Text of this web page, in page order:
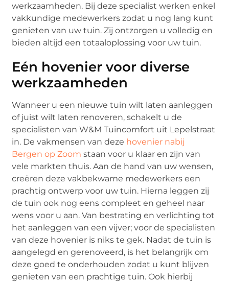
werkzaamheden. Bij deze specialist werken enkel
vakkundige medewerkers zodat u nog lang kunt
genieten van uw tuin. Zij ontzorgen u volledig en
bieden altijd een totaaloplossing voor uw tuin.
Eén hovenier voor diverse
werkzaamheden
Wanneer u een nieuwe tuin wilt laten aanleggen
of juist wilt laten renoveren, schakelt u de
specialisten van W&M Tuincomfort uit Lepelstraat
in. De vakmensen van deze hovenier nabij
Bergen op Zoom staan voor u klaar en zijn van
vele markten thuis. Aan de hand van uw wensen,
creëren deze vakbekwame medewerkers een
prachtig ontwerp voor uw tuin. Hierna leggen zij
de tuin ook nog eens compleet en geheel naar
wens voor u aan. Van bestrating en verlichting tot
het aanleggen van een vijver; voor de specialisten
van deze hovenier is niks te gek. Nadat de tuin is
aangelegd en gerenoveerd, is het belangrijk om
deze goed te onderhouden zodat u kunt blijven
genieten van een prachtige tuin. Ook hierbij